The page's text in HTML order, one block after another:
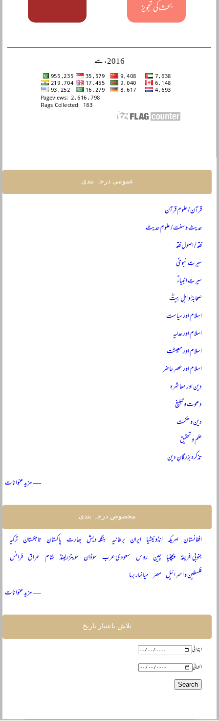
بحث کی تجویز
2016ء سے
عمومی درجہ بندی
قرآن / علومِ قرآن
حدیث و سنت / علومِ حدیث
فقہ / اصولِ فقہ
سیرتِ نبویؐ
سیرتِ انبیاءؑ
صحابہؓ و اہلِ بیتؓ
اسلام اور سیاست
اسلام اور عدلیہ
اسلام اور معیشت
اسلام اور عصرِ حاضر
دین اور معاشرہ
دعوت و تبلیغ
دین و حکمت
علم و تحقیق
تذکرہ بزرگانِ دین
— مزید عنوانات
مخصوص درجہ بندی
افغانستان امریکہ انڈونیشیا ایران برطانیہ بنگلہ دیش بھارت پاکستان تاجکستان ترکیہ
جنوبی افریقہ چیچنیا چین روس سعودی عرب سوڈان سویٹزرلینڈ شام عراق فرانس
فلسطین و اسرائیل مصر میانمار برما
— مزید عنوانات
تلاش باعتبار تاریخ
ابتدائی
انتہائی